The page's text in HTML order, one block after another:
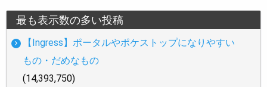
最も表示数の多い投稿
【Ingress】ポータルやポケストップになりやすい
もの・だめなもの
(14,393,750)